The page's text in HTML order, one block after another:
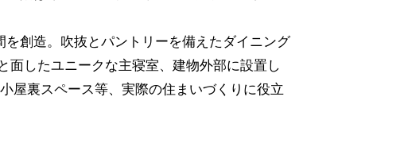
創造。吹抜とパントリーを備えたダイニング
面したユニークな主寝室、建物外部に設置し
屋裏スペース等、実際の住まいづくりに役立